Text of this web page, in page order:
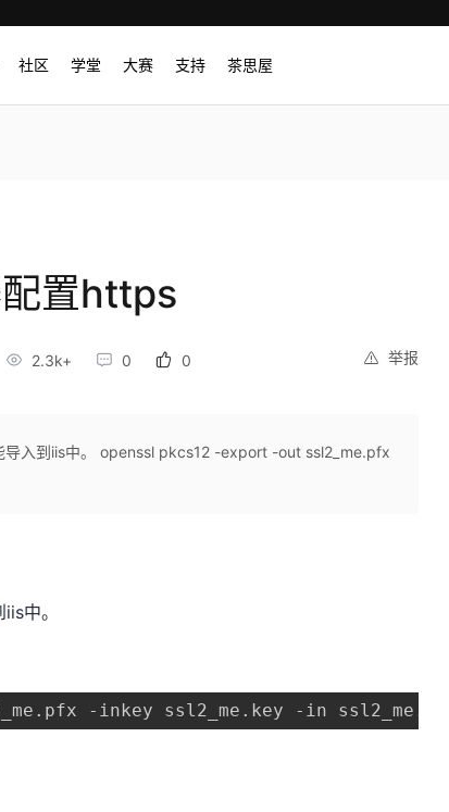
社区 学堂 大赛 支持 茶思屋
置https
举报
2.3k+ 0 0
导入到iis中。 openssl pkcs12 -export -out ssl2_me.pfx
中。
-inkey ssl2_me.key -in ssl2_me.crt